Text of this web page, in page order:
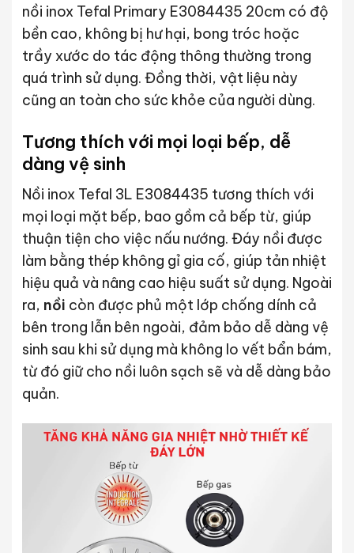
nồi inox Tefal Primary E3084435 20cm có độ
bền cao, không bị hư hại, bong tróc hoặc
trầy xước do tác động thông thường trong
quá trình sử dụng. Đồng thời, vật liệu này
cũng an toàn cho sức khỏe của người dùng.
Tương thích với mọi loại bếp, dễ
dàng vệ sinh
Nồi inox Tefal 3L E3084435 tương thích với
mọi loại mặt bếp, bao gồm cả bếp từ, giúp
thuận tiện cho việc nấu nướng. Đáy nồi được
làm bằng thép không gỉ gia cố, giúp tản nhiệt
hiệu quả và nâng cao hiệu suất sử dụng. Ngoài
ra, nồi còn được phủ một lớp chống dính cả
bên trong lẫn bên ngoài, đảm bảo dễ dàng vệ
sinh sau khi sử dụng mà không lo vết bẩn bám,
từ đó giữ cho nồi luôn sạch sẽ và dễ dàng bảo
quản.